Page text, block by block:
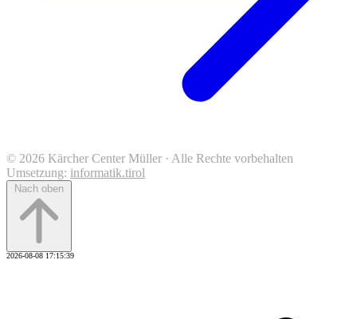
© 2026 Kärcher Center Müller · Alle Rechte vorbehalten
Umsetzung: informatik.tirol
Nach oben
2026-08-08 17:15:39